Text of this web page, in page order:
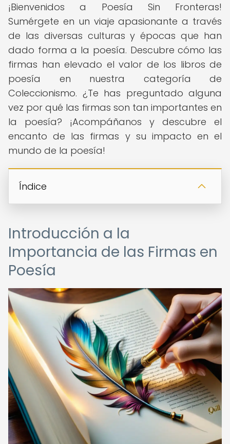
¡Bienvenidos a Poesía Sin Fronteras!
Sumérgete en un viaje apasionante a través
de las diversas culturas y épocas que han
dado forma a la poesía. Descubre cómo las
firmas han elevado el valor de los libros de
poesía en nuestra categoría de
Coleccionismo. ¿Te has preguntado alguna
vez por qué las firmas son tan importantes en
la poesía? ¡Acompáñanos y descubre el
encanto de las firmas y su impacto en el
mundo de la poesía!
Índice
Introducción a la
Importancia de las Firmas en
Poesía